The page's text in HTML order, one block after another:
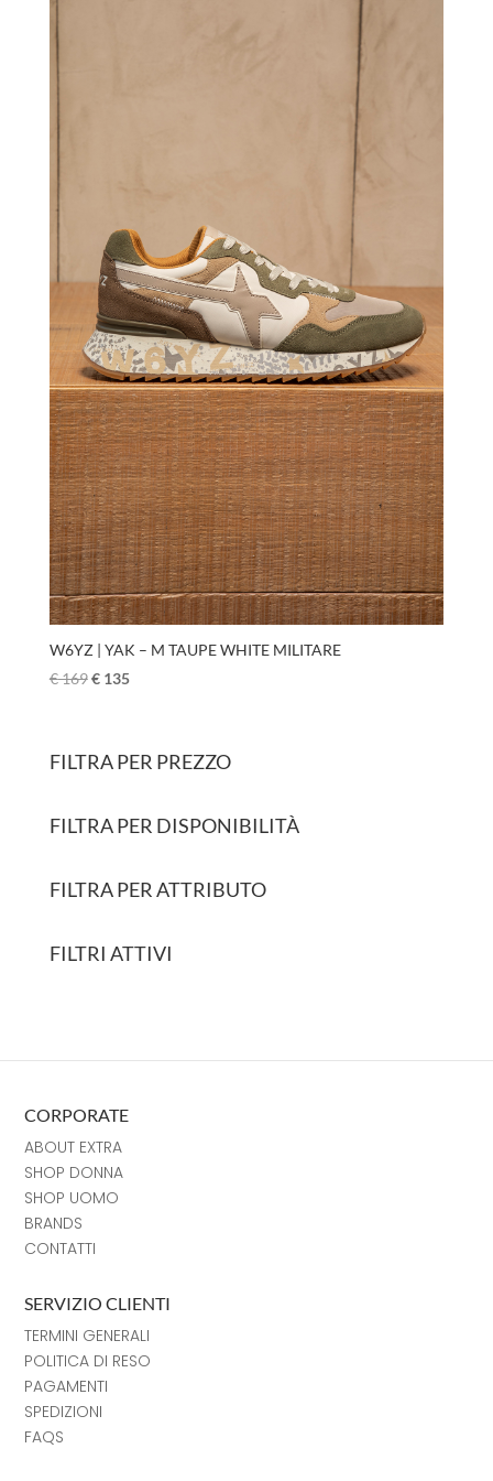
W6YZ | YAK – M TAUPE WHITE MILITARE
€169€135
FILTRA PER PREZZO
FILTRA PER DISPONIBILITÀ
FILTRA PER ATTRIBUTO
FILTRI ATTIVI
CORPORATE
ABOUT EXTRA
SHOP DONNA
SHOP UOMO
BRANDS
CONTATTI
SERVIZIO CLIENTI
TERMINI GENERALI
POLITICA DI RESO
PAGAMENTI
SPEDIZIONI
FAQS